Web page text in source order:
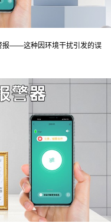
报——这种因环境干扰引发的误